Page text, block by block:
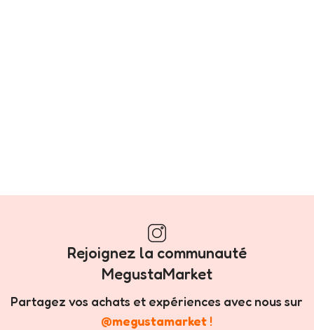
Rejoignez la communauté
MegustaMarket
Partagez vos achats et expériences avec nous sur
@megustamarket !